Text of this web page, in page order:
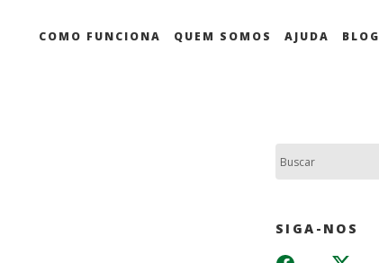
COMO FUNCIONA QUEM SOMOS AJUDA BLOG
SIGA-NOS